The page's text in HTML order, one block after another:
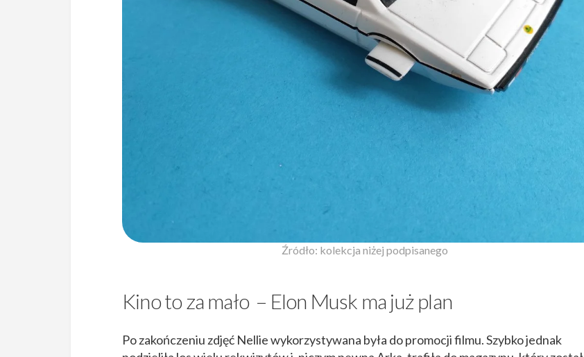
Źródło: kolekcja niżej podpisanego
Kino to za mało – Elon Musk ma już plan
Po zakończeniu zdjęć Nellie wykorzystywana była do promocji filmu. Szybko jednak